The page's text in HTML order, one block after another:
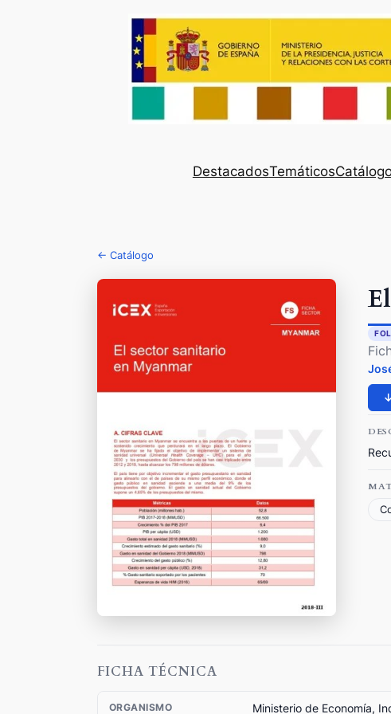
DestacadosTemáticos
← Catálogo
FICHA TÉCNICA
ORGANISMO Ministerio de Economía,